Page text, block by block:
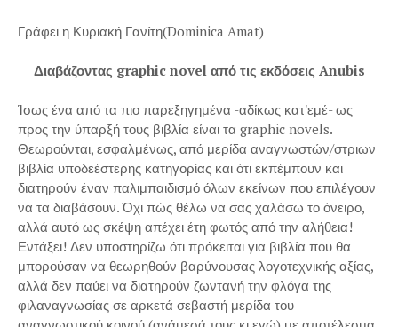
Γράφει η Κυριακή Γανίτη(Dominica Amat)
Διαβάζοντας graphic novel από τις εκδόσεις Anubis
Ίσως ένα από τα πιο παρεξηγημένα -αδίκως κατ'εμέ- ως
προς την ύπαρξή τους βιβλία είναι τα graphic novels.
Θεωρούνται, εσφαλμένως, από μερίδα αναγνωστών/στριων
βιβλία υποδεέστερης κατηγορίας και ότι εκπέμπουν και
διατηρούν έναν παλιμπαιδισμό όλων εκείνων που επιλέγουν
να τα διαβάσουν. Όχι πώς θέλω να σας χαλάσω το όνειρο,
αλλά αυτό ως σκέψη απέχει έτη φωτός από την αλήθεια!
Εντάξει! Δεν υποστηρίζω ότι πρόκειται για βιβλία που θα
μπορούσαν να θεωρηθούν βαρύνουσας λογοτεχνικής αξίας,
αλλά δεν παύει να διατηρούν ζωντανή την φλόγα της
φιλαναγνωσίας σε αρκετά σεβαστή μερίδα του